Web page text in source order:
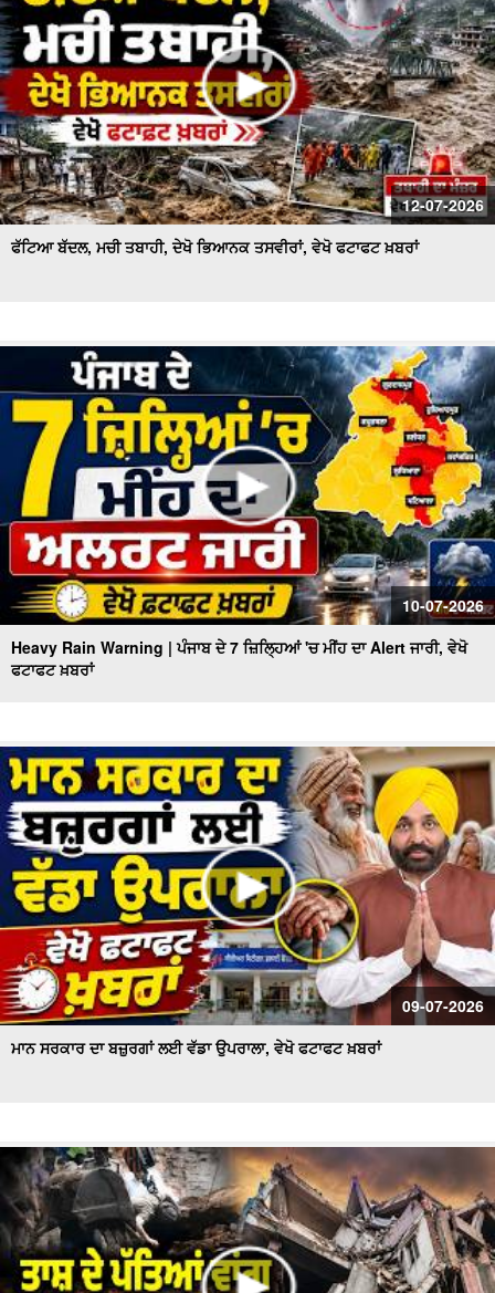
12-07-2026
ਫੱਟਿਆ ਬੱਦਲ, ਮਚੀ ਤਬਾਹੀ, ਦੇਖੋ ਭਿਆਨਕ ਤਸਵੀਰਾਂ, ਵੇਖੋ ਫਟਾਫਟ ਖ਼ਬਰਾਂ
10-07-2026
Heavy Rain Warning | ਪੰਜਾਬ ਦੇ 7 ਜ਼ਿਲ੍ਹਿਆਂ 'ਚ ਮੀਂਹ ਦਾ Alert ਜਾਰੀ, ਵੇਖੋ
ਫਟਾਫਟ ਖ਼ਬਰਾਂ
09-07-2026
ਮਾਨ ਸਰਕਾਰ ਦਾ ਬਜ਼ੁਰਗਾਂ ਲਈ ਵੱਡਾ ਉਪਰਾਲਾ, ਵੇਖੋ ਫਟਾਫਟ ਖ਼ਬਰਾਂ